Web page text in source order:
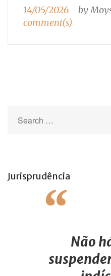
14/05/2026 by
comment(s)
Jurisprudência
Não